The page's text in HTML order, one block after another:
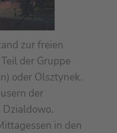
zur freien
der Gruppe
oder Olsztynek.
der
in den